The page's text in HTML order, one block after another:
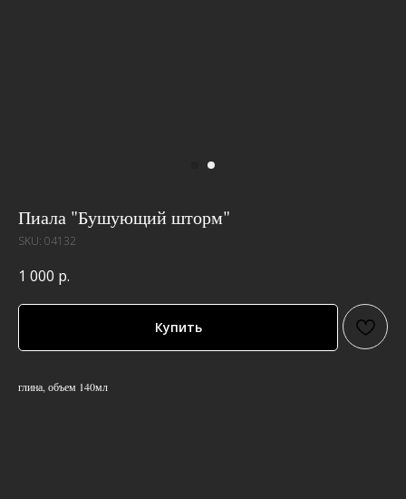
Пиала "Бушующий шторм"
SKU: 04132
1 000 р.
Купить
глина, объем 140мл